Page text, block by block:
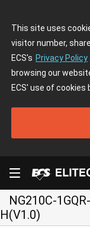
This site uses
visitor number,
ECS's Privacy Policy
browsing our
ECS' use of cookies
NG210C-1GQR-
H(V1.0)